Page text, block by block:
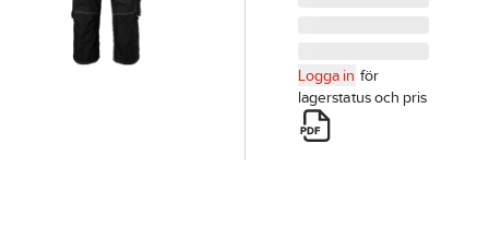
Logga in för
lagerstatus och pris